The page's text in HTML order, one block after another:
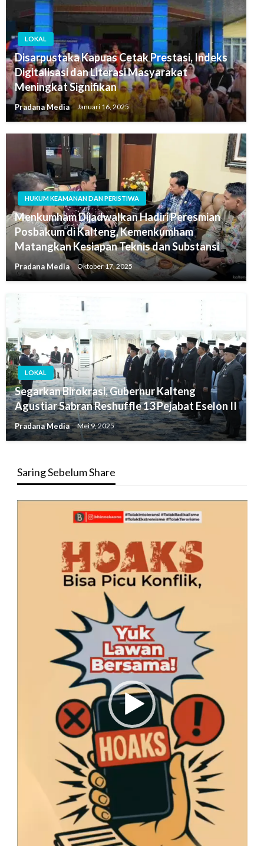
LOKAL
Disarpustaka Kapuas Cetak Prestasi, Indeks
Digitalisasi dan Literasi Masyarakat
Meningkat Signifikan
Pradana Media Januari 16, 2025
HUKUM KEAMANAN DAN PERISTIWA
Menkumham Dijadwalkan Hadiri Peresmian
Posbakum di Kalteng, Kemenkumham
Matangkan Kesiapan Teknis dan Substansi
Pradana Media Oktober 17, 2025
LOKAL
Segarkan Birokrasi, Gubernur Kalteng
Agustiar Sabran Reshuffle 13 Pejabat Eselon II
Pradana Media Mei 9, 2025
Saring Sebelum Share